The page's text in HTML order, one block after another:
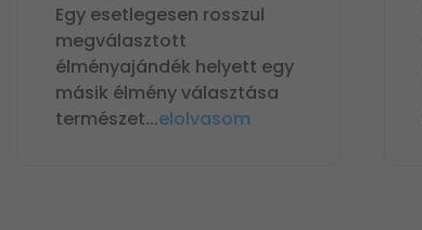
Egy esetlegesen rosszul
megválasztott
élményajándék helyett egy
másik élmény választása
természet...elolvasom